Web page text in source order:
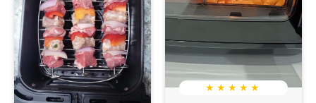
★ ★ ★ ★ ★